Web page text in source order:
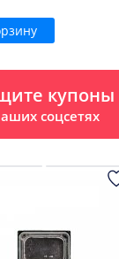
купоны
соцсетях